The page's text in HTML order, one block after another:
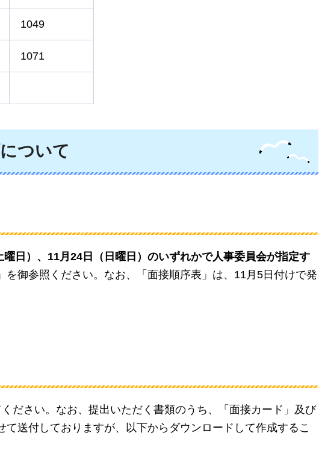
1049
1071
ついて
曜日）、11月24日（日曜日）のいずれかで人事委員会が指定す
御参照ください。なお、「面接順序表」は、11月5日付けで発
ださい。なお、提出いただく書類のうち、「面接カード」及び
て送付しておりますが、以下からダウンロードして作成するこ